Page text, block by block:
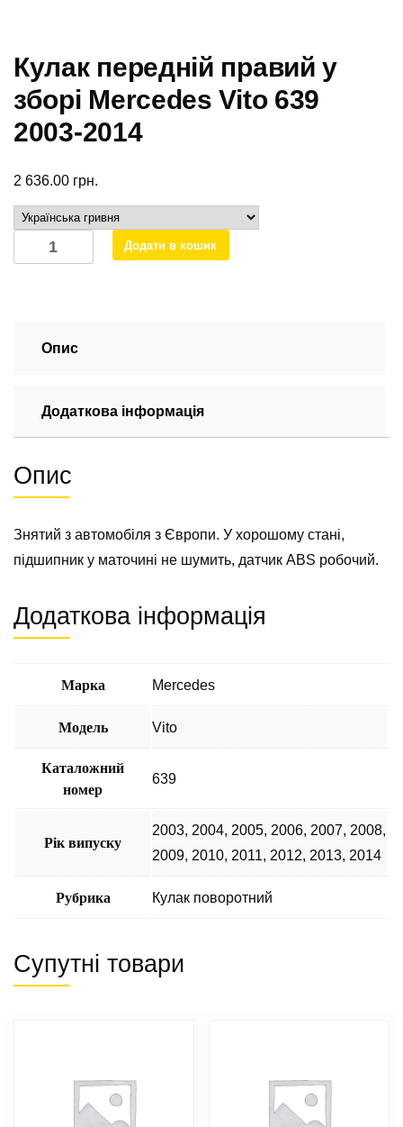
Кулак передній правий у
зборі Mercedes Vito 639
2003-2014
2 636.00 грн.
Кулак
передній
Mercedes
2003-
2014
Додати в кошик
Опис
Додаткова інформація
Опис
Знятий з автомобіля з Європи. У хорошому стані,
підшипник у маточині не шумить, датчик ABS робочий.
Додаткова інформація
Марка Mercedes
Модель Vito
Каталожний
номер
639
Рік випуску
2003, 2004, 2005, 2006, 2007, 2008,
2009, 2010, 2011, 2012, 2013, 2014
Рубрика Кулак поворотний
Супутні товари